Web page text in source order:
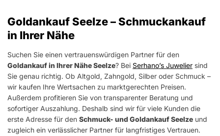
Goldankauf Seelze – Schmuckankauf
in Ihrer Nähe
Suchen Sie einen vertrauenswürdigen Partner für den
Goldankauf in Ihrer Nähe Seelze? Bei Serhano’s Juwelier sind
Sie genau richtig. Ob Altgold, Zahngold, Silber oder Schmuck –
wir kaufen Ihre Wertsachen zu marktgerechten Preisen.
Außerdem profitieren Sie von transparenter Beratung und
sofortiger Auszahlung. Deshalb sind wir für viele Kunden die
erste Adresse für den Schmuck- und Goldankauf Seelze und
zugleich ein verlässlicher Partner für langfristiges Vertrauen.